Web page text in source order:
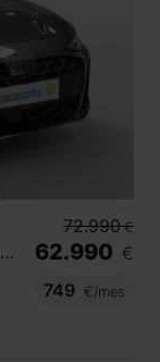
TDI QUATTRO 150KW S TRONIC S LINE
72.990 €
62.990 €
749
€/mes